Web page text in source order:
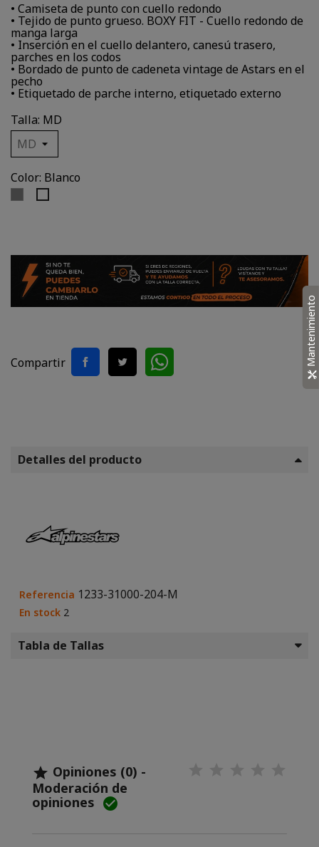
• Camiseta de punto con cuello redondo
• Tejido de punto grueso. BOXY FIT - Cuello redondo de
manga larga
• Inserción en el cuello delantero, canesú trasero,
parches en los codos
• Bordado de punto de cadeneta vintage de Astars en el
pecho
• Etiquetado de parche interno, etiquetado externo
Talla: MD
Color: Blanco
Gris
Compartir
Detalles del producto
Referencia 1233-31000-204-M
En stock 2
Tabla de Tallas
 Opiniones (0) -
Moderación de
opiniones 
Mantenimiento